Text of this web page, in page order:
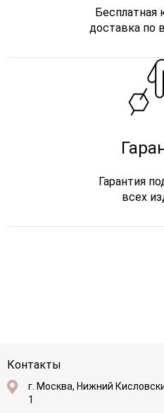
Бесплатная
доставка по
Гарантия
всех
Контакты
г. Москва, Нижний
1